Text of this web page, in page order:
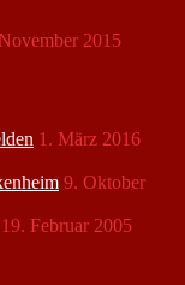
2015
1. März 2016
9. Oktober
19. Februar 2005